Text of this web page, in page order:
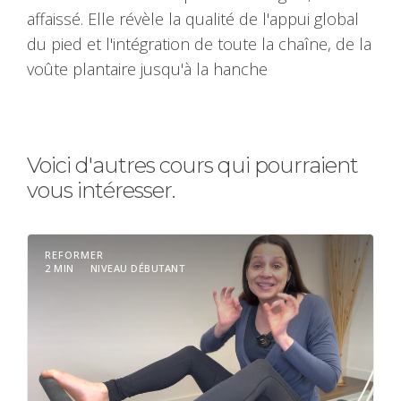
affaissé. Elle révèle la qualité de l'appui global
du pied et l'intégration de toute la chaîne, de la
voûte plantaire jusqu'à la hanche
Voici d'autres cours qui pourraient
vous intéresser.
REFORMER
2 MIN
NIVEAU DÉBUTANT